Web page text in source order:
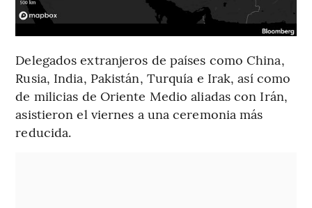
Delegados extranjeros de países como China,
Rusia, India, Pakistán, Turquía e Irak, así como
de milicias de Oriente Medio aliadas con Irán,
asistieron el viernes a una ceremonia más
reducida.